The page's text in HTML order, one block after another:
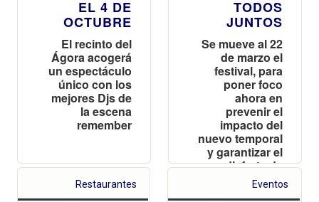
EL 4 DE
OCTUBRE
El recinto del
Ágora acogerá
un espectáculo
único con los
mejores Djs de
la escena
remember
TODOS
JUNTOS
Se mueve al 22
de marzo el
festival, para
poner foco
ahora en
prevenir el
impacto del
nuevo temporal
y garantizar el
disfrute de
todos los
ciudadanos
Restaurantes Eventos